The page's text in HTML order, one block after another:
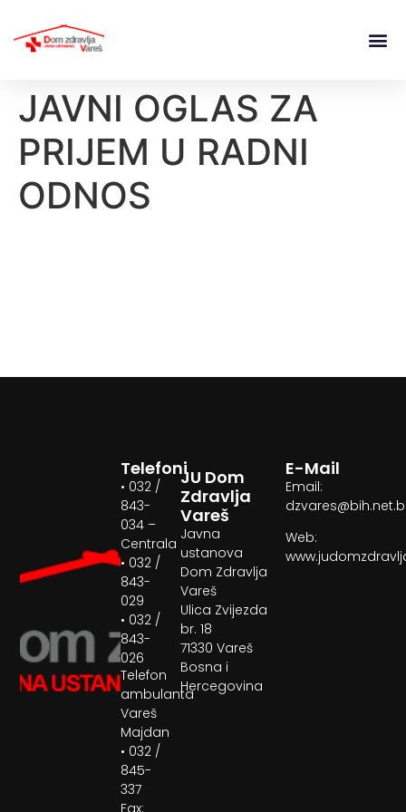
JAVNI OGLAS ZA
PRIJEM U RADNI
ODNOS
JU Dom
Zdravlja
Vareš
Javna
ustanova
Dom Zdravlja
Vareš
Ulica Zvijezda
br. 18
71330 Vareš
Bosna i
Hercegovina
Telefoni
• 032 /
843-
034 –
Centrala
• 032 /
843-
029
• 032 /
843-
026
Telefon
ambulanta
Vareš
Majdan
• 032 /
845-
337
Fax:
E-Mail
Email:
Web: